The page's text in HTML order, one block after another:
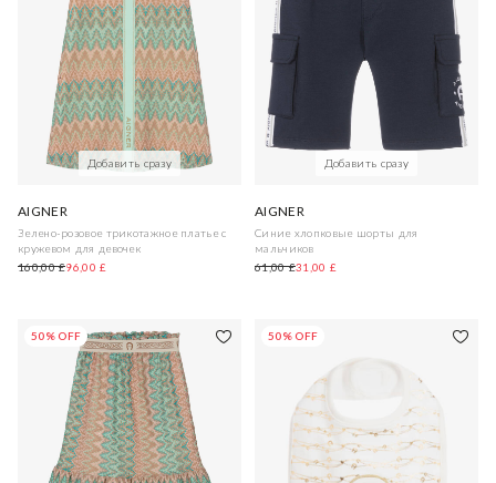
Добавить сразу
AIGNER
Зелено-розовое трикотажное платье с
кружевом для девочек
160,00 £96,00 £
Добавить сразу
AIGNER
Синие хлопковые шорты для
мальчиков
61,00 £31,00 £
50% OFF 50% OFF